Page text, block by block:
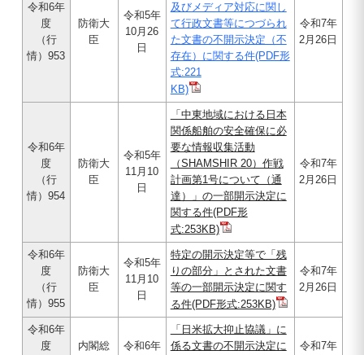
令和6年
度
（行
情）953
防衛大
臣
令和5年
10月26
日
及びメディア対応に関し
て行政文書等につづられ
た文書の不開示決定（不
存在）に関する件(PDF形
式:221
KB)
令和7年
2月26日
令和6年
度
（行
情）954
防衛大
臣
令和5年
11月10
日
「中東地域における日本
関係船舶の安全確保に必
要な情報収集活動
（SHAMSHIR 20）作戦
計画第1号について（通
達）」の一部開示決定に
関する件(PDF形
式:253KB)
令和7年
2月26日
令和6年
度
（行
情）955
防衛大
臣
令和5年
11月10
日
特定の開示決定等で「残
りの部分」とされた文書
等の一部開示決定に関す
る件(PDF形式:253KB)
令和7年
2月26日
令和6年
度
内閣総
令和6年
「日米拡大抑止協議」に
係る文書の不開示決定に
令和7年